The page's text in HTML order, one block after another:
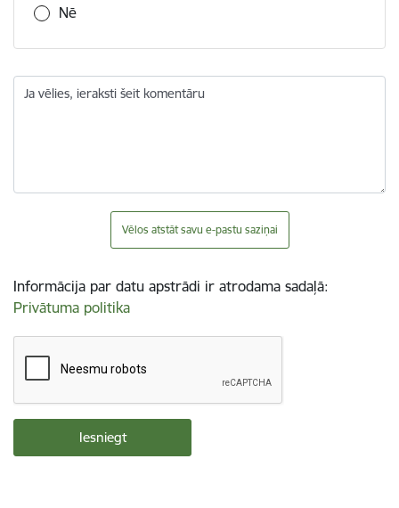
Nē
Ja vēlies, ieraksti šeit komentāru
Vēlos atstāt savu e-pastu saziņai
Informācija par datu apstrādi ir atrodama sadaļā:
Privātuma politika